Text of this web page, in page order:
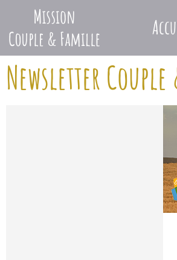
Newsletter